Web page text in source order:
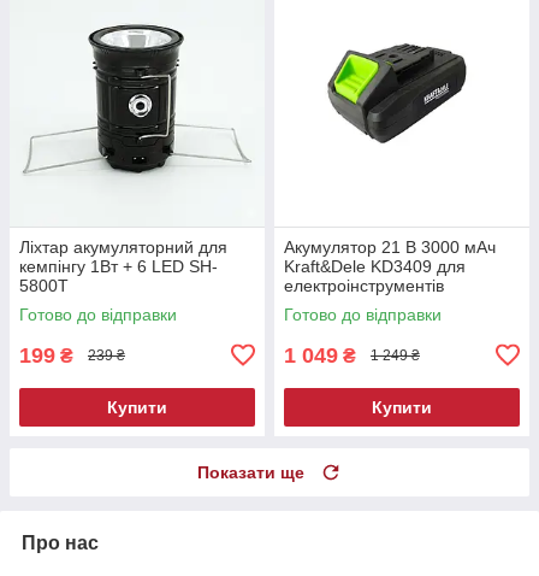
Ліхтар акумуляторний для
кемпінгу 1Вт + 6 LED SH-
5800T
Готово до відправки
199 ₴ 239 ₴
Купити
Акумулятор 21 В 3000 мАч
Kraft&Dele KD3409 для
електроінструментів
Готово до відправки
1 049 ₴ 1 249 ₴
Купити
Показати ще
Про нас